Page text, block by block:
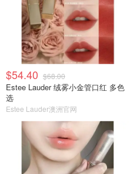
$54.40 $68.00
Estee Lauder 绒雾小金管口红 多色
选
Estee Lauder澳洲官网